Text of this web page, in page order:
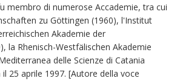
membro di numerose Accademie, tra cui
zu Göttingen (1960), l'Institut
Akademie der
la Rhenisch-Westfälischen Akademie
delle Scienze di Catania
25 aprile 1997. [Autore della voce